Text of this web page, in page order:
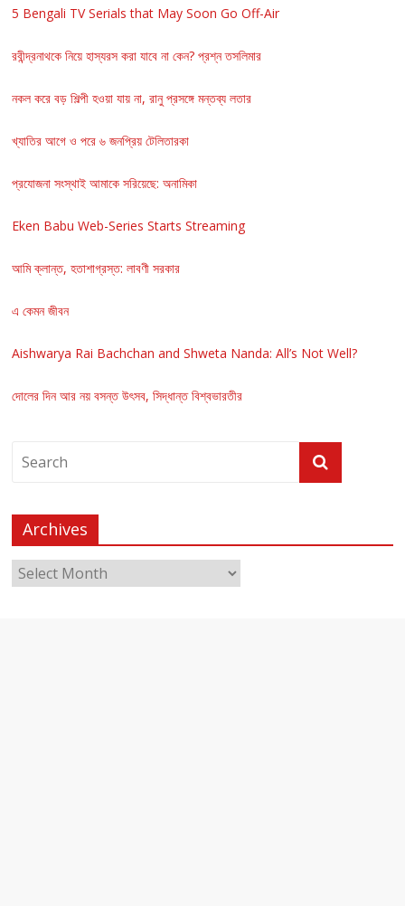
5 Bengali TV Serials that May Soon Go Off-Air
রবীন্দ্রনাথকে নিয়ে হাস্যরস করা যাবে না কেন? প্রশ্ন তসলিমার
নকল করে বড় শিল্পী হওয়া যায় না, রানু প্রসঙ্গে মন্তব্য লতার
খ্যাতির আগে ও পরে ৬ জনপ্রিয় টেলিতারকা
প্রযোজনা সংস্থাই আমাকে সরিয়েছে: অনামিকা
Eken Babu Web-Series Starts Streaming
আমি ক্লান্ত, হতাশাগ্রস্ত: লাবণী সরকার
এ কেমন জীবন
Aishwarya Rai Bachchan and Shweta Nanda: All’s Not Well?
দোলের দিন আর নয় বসন্ত উৎসব, সিদ্ধান্ত বিশ্বভারতীর
Archives